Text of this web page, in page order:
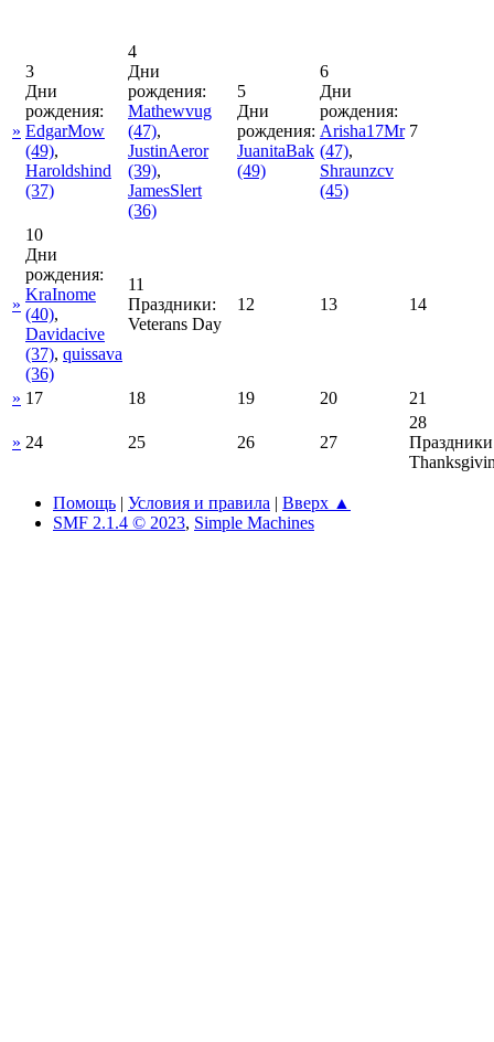
»
3
Дни
рождения:
EdgarMow
(49),
Haroldshind
(37)
4
Дни
рождения:
Mathewvug
(47),
JustinAeror
(39),
JamesSlert
(36)
5
Дни
рождения:
JuanitaBak
(49)
6
Дни
рождения:
Arisha17Mr
(47),
Shraunzcv
(45)
7
»
10
Дни
рождения:
KraInome
(40),
Davidacive
(37), quissava
(36)
11
Праздники:
Veterans Day
12 13 14
» 17 18 19 20 21
» 24 25 26 27
28
Помощь | Условия и правила | Вверх ▲
SMF 2.1.4 © 2023, Simple Machines